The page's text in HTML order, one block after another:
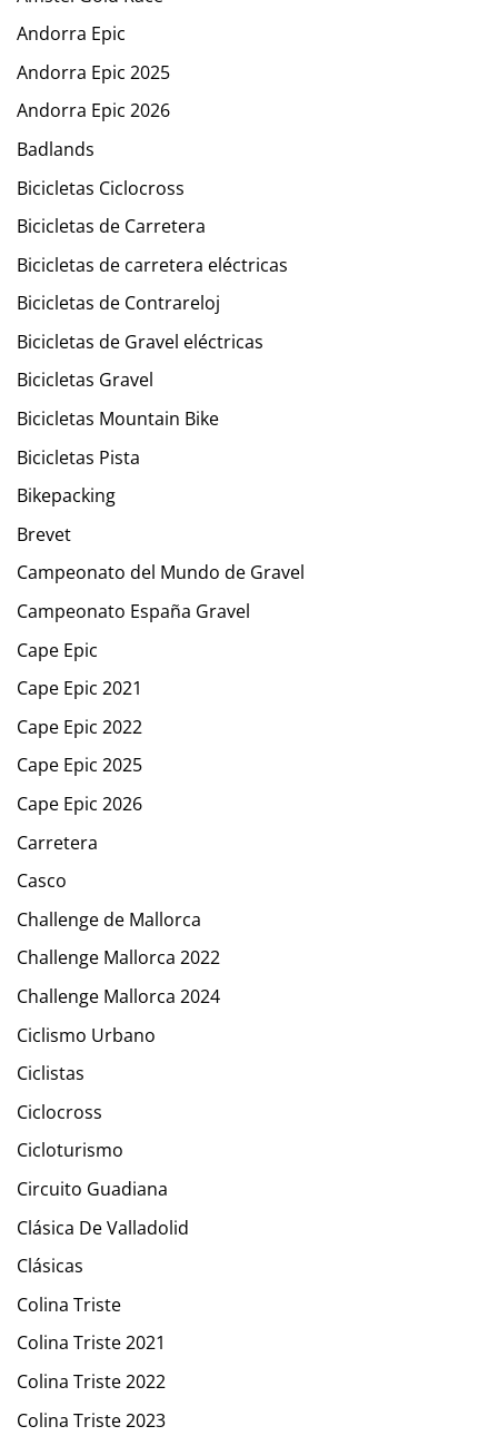
Andorra Epic
Andorra Epic 2025
Andorra Epic 2026
Badlands
Bicicletas Ciclocross
Bicicletas de Carretera
Bicicletas de carretera eléctricas
Bicicletas de Contrareloj
Bicicletas de Gravel eléctricas
Bicicletas Gravel
Bicicletas Mountain Bike
Bicicletas Pista
Bikepacking
Brevet
Campeonato del Mundo de Gravel
Campeonato España Gravel
Cape Epic
Cape Epic 2021
Cape Epic 2022
Cape Epic 2025
Cape Epic 2026
Carretera
Casco
Challenge de Mallorca
Challenge Mallorca 2022
Challenge Mallorca 2024
Ciclismo Urbano
Ciclistas
Ciclocross
Cicloturismo
Circuito Guadiana
Clásica De Valladolid
Clásicas
Colina Triste
Colina Triste 2021
Colina Triste 2022
Colina Triste 2023